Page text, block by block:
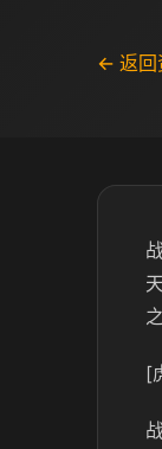
← 返回
[